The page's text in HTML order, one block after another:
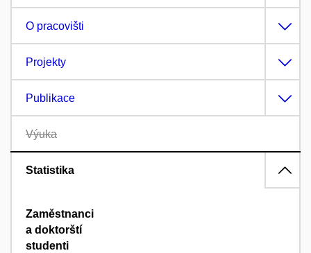
O pracovišti
Projekty
Publikace
Výuka
Statistika
Zaměstnanci
a doktorští
studenti